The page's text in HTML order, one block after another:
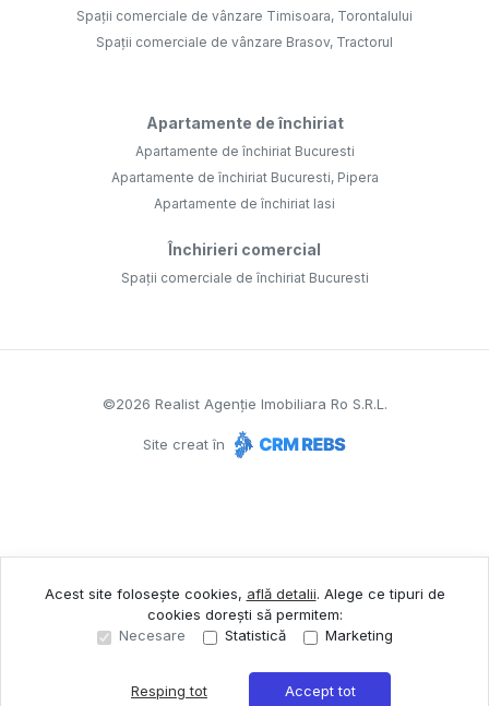
Spații comerciale de vânzare Timisoara, Torontalului
Spații comerciale de vânzare Brasov, Tractorul
Apartamente de închiriat
Apartamente de închiriat Bucuresti
Apartamente de închiriat Bucuresti, Pipera
Apartamente de închiriat Iasi
Închirieri comercial
Spații comerciale de închiriat Bucuresti
©2026 Realist Agenție Imobiliara Ro S.R.L.
Site creat în
Acest site folosește cookies, află detalii. Alege ce tipuri de
cookies dorești să permitem:
Necesare
Statistică Marketing
Resping tot Accept tot